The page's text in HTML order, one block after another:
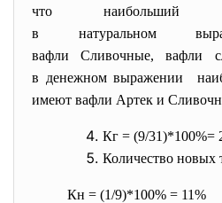
что наибольший
в натуральном
вафли Сливочные, вафли
в денежном выражении
имеют вафли Артек и
Кг = (9/31)*100%=
Количество новых
Кн = (1/9)*100% = 11%